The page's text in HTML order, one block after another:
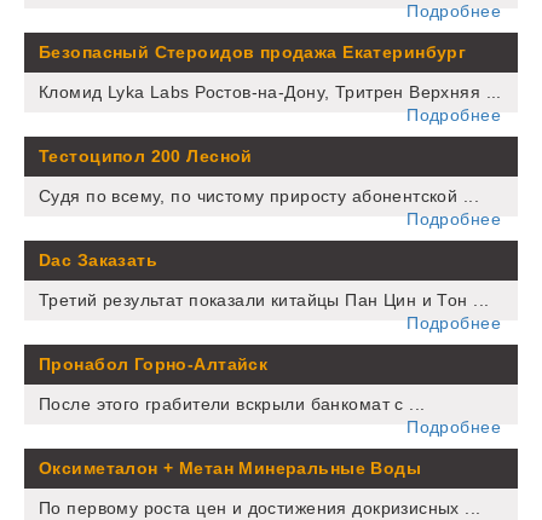
Подробнее
Безопасный Стероидов продажа Екатеринбург
Кломид Lyka Labs Ростов-на-Дону, Тритрен Верхняя ...
Подробнее
Тестоципол 200 Лесной
Судя по всему, по чистому приросту абонентской ...
Подробнее
Dac Заказать
Третий результат показали китайцы Пан Цин и Тон ...
Подробнее
Пронабол Горно-Алтайск
После этого грабители вскрыли банкомат с ...
Подробнее
Оксиметалон + Метан Минеральные Воды
По первому роста цен и достижения докризисных ...